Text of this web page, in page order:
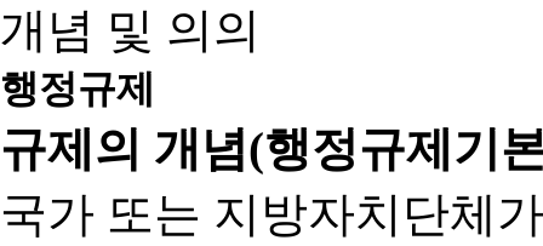
개념 및 의의
행정규제
규제의 개념(행정규제기
국가 또는 지방자치단체